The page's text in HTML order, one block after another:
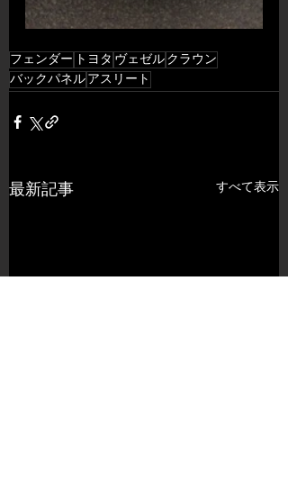
フェンダー トヨタ ヴェゼル クラウン
バックパネル アスリート
最新記事 すべて表示